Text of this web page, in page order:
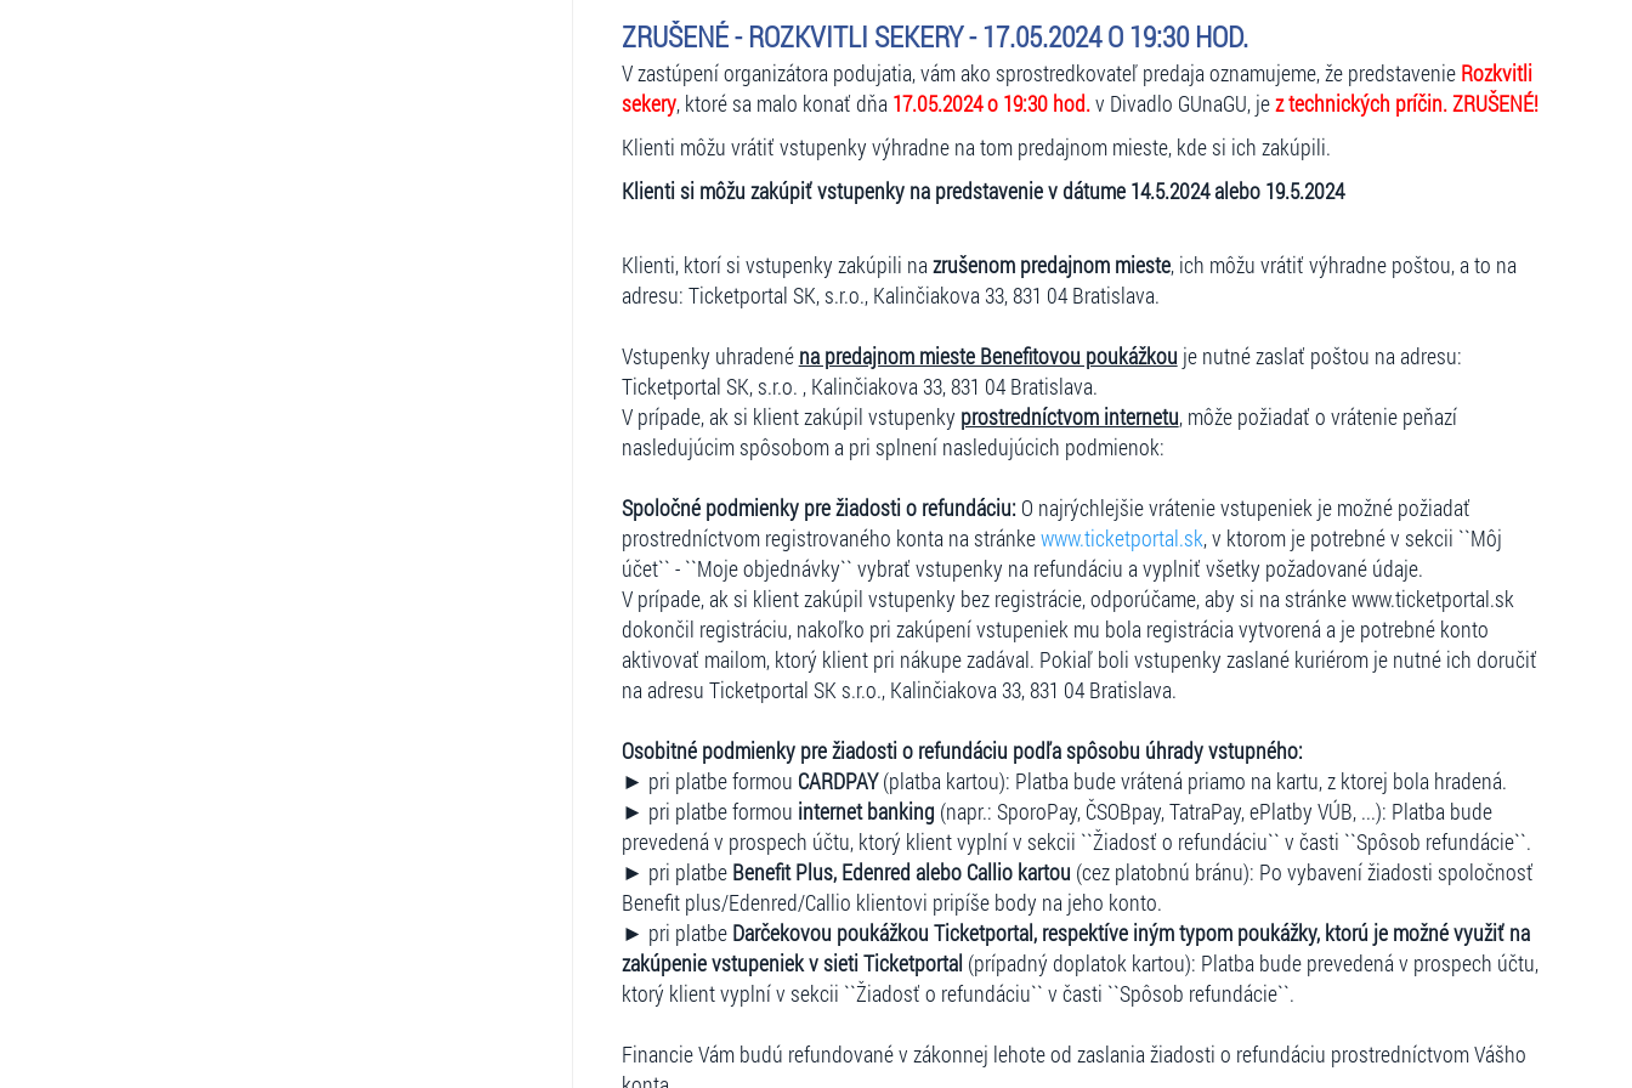
ZRUŠENÉ - ROZKVITLI SEKERY - 17.05.2024 O 19:30 HOD.
V zastúpení organizátora podujatia, vám ako sprostredkovateľ predaja oznamujeme, že predstavenie Rozkvitli
sekery, ktoré sa malo konať dňa 17.05.2024 o 19:30 hod.v Divadlo GUnaGU, jez technických príčin. ZRUŠENÉ!
Klienti môžu vrátiť vstupenky výhradne na tom predajnom mieste, kde si ich zakúpili.
Klienti si môžu zakúpiť vstupenky na predstavenie v dátume 14.5.2024 alebo 19.5.2024
Klienti, ktorí si vstupenky zakúpili nazrušenom predajnom mieste, ich môžu vrátiť výhradne poštou, a to na
adresu: Ticketportal SK, s.r.o., Kalinčiakova 33, 831 04 Bratislava.
Vstupenky uhradené na predajnom mieste Benefitovou poukážkou je nutné zaslať poštou na adresu:
Ticketportal SK, s.r.o. , Kalinčiakova 33, 831 04 Bratislava.
V prípade, ak si klient zakúpil vstupenky prostredníctvom internetu, môže požiadať o vrátenie peňazí
nasledujúcim spôsobom a pri splnení nasledujúcich podmienok:
Spoločné podmienky pre žiadosti o refundáciu: O najrýchlejšie vrátenie vstupeniek je možné požiadať
prostredníctvom registrovaného konta na stránkewww.ticketportal.sk, v ktorom je potrebné v sekcii ``Môj
účet`` - ``Moje objednávky`` vybrať vstupenky na refundáciu a vyplniť všetky požadované údaje.
V prípade, ak si klient zakúpil vstupenky bez registrácie, odporúčame, aby si na stránke www.ticketportal.sk
dokončil registráciu, nakoľko pri zakúpení vstupeniek mu bola registrácia vytvorená a je potrebné konto
aktivovať mailom, ktorý klient pri nákupe zadával. Pokiaľ boli vstupenky zaslané kuriérom je nutné ich doručiť
na adresu Ticketportal SK s.r.o., Kalinčiakova 33, 831 04 Bratislava.
Osobitné podmienky pre žiadosti o refundáciu podľa spôsobu úhrady vstupného:
► pri platbe formou CARDPAY(platba kartou): Platba bude vrátená priamo na kartu, z ktorej bola hradená.
► pri platbe formou internet banking (napr.: SporoPay, ČSOBpay, TatraPay, ePlatby VÚB, ...): Platba bude
prevedená v prospech účtu, ktorý klient vyplní v sekcii ``Žiadosť o refundáciu`` v časti ``Spôsob refundácie``.
► pri platbe Benefit Plus, Edenred alebo Callio kartou (cez platobnú bránu): Po vybavení žiadosti spoločnosť
Benefit plus/Edenred/Callio klientovi pripíše body na jeho konto.
► pri platbe Darčekovou poukážkou Ticketportal, respektíve iným typom poukážky, ktorú je možné využiť na
zakúpenie vstupeniek v sieti Ticketportal (prípadný doplatok kartou): Platba bude prevedená v prospech účtu,
ktorý klient vyplní v sekcii ``Žiadosť o refundáciu`` v časti ``Spôsob refundácie``.
Financie Vám budú refundované v zákonnej lehote od zaslania žiadosti o refundáciu prostredníctvom Vášho